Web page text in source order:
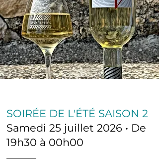
SOIRÉE DE L'ÉTÉ SAISON 2
Samedi 25 juillet 2026 • De
19h30 à 00h00